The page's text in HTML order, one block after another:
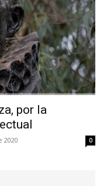
por la
2020 0